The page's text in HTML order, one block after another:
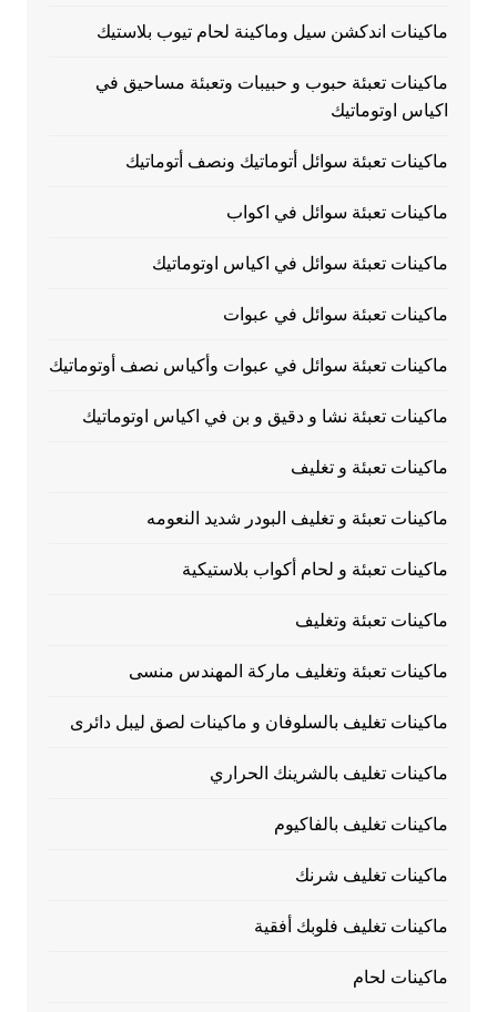
ماكينات اندكشن سيل وماكينة لحام تيوب بلاستيك
ماكينات تعبئة حبوب و حبيبات وتعبئة مساحيق في
اكياس اوتوماتيك
ماكينات تعبئة سوائل أتوماتيك ونصف أتوماتيك
ماكينات تعبئة سوائل في اكواب
ماكينات تعبئة سوائل في اكياس اوتوماتيك
ماكينات تعبئة سوائل في عبوات
ماكينات تعبئة سوائل في عبوات وأكياس نصف أوتوماتيك
ماكينات تعبئة نشا و دقيق و بن في اكياس اوتوماتيك
ماكينات تعبئة و تغليف
ماكينات تعبئة و تغليف البودر شديد النعومه
ماكينات تعبئة و لحام أكواب بلاستيكية
ماكينات تعبئة وتغليف
ماكينات تعبئة وتغليف ماركة المهندس منسى
ماكينات تغليف بالسلوفان و ماكينات لصق ليبل دائرى
ماكينات تغليف بالشرينك الحراري
ماكينات تغليف بالفاكيوم
ماكينات تغليف شرنك
ماكينات تغليف فلوبك أفقية
ماكينات لحام